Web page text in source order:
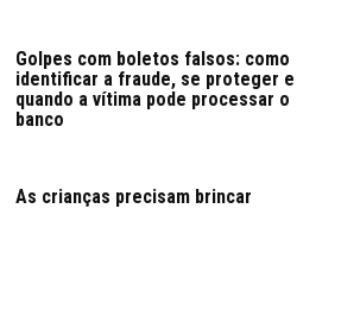
Golpes com boletos falsos: como
identificar a fraude, se proteger e
quando a vítima pode processar o
banco
As crianças precisam brincar